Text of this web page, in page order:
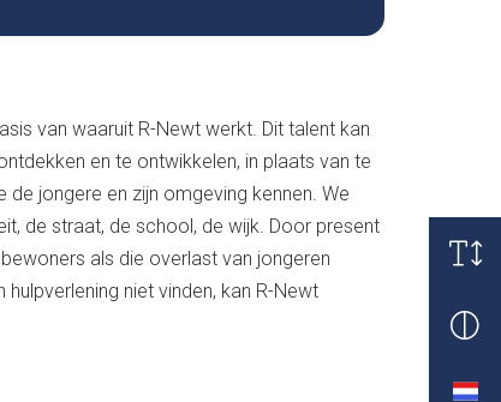
van waaruit R-Newt werkt. Dit talent kan
en te ontwikkelen, in plaats van te
jongere en zijn omgeving kennen. We
de straat, de school, de wijk. Door present
als die overlast van jongeren
niet vinden, kan R-Newt